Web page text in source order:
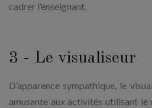
cadrer l’enseignant.
3 - Le visualiseur
D’apparence sympathique, le
amusante aux activités utilisant le